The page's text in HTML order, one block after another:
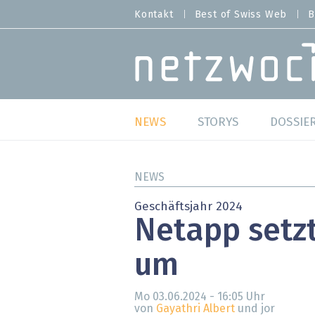
zum
MENU
Kontakt Best of Swiss Web
MAIN NAVIGATION
NEWS
Studien
Meinungen
Hands-on
STORYS
Best
NEWS
Geschäftsjahr 2024
Netapp
um
Mo 03.06.2024 - 16:05 Uhr
von Gayathri Albert und jor